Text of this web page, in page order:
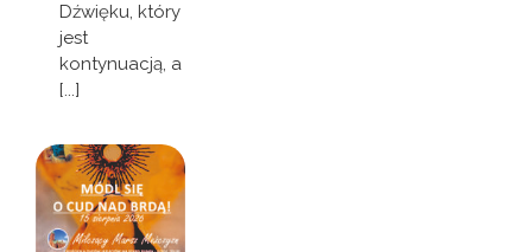
Dźwięku, który
jest
kontynuacją, a
[...]